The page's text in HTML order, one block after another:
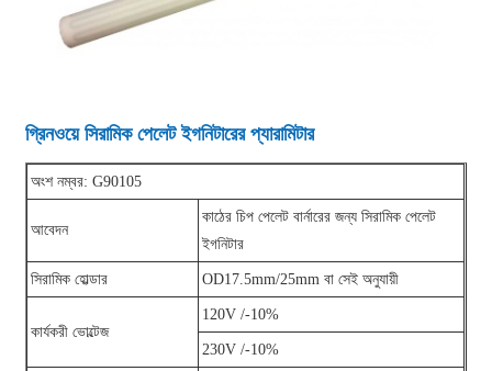
গ্রিনওয়ে সিরামিক পেলেট ইগনিটারের প্যারামিটার
অংশ নম্বর: G90105
আবেদন
কাঠের চিপ পেলেট বার্নারের জন্য সিরামিক পেলেট
ইগনিটার
সিরামিক হোল্ডার OD17.5mm/25mm বা সেই অনুযায়ী
কার্যকরী ভোল্টেজ
120V /-10%
230V /-10%